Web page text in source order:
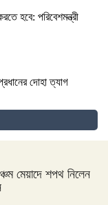
হবে: পরিবেশমন্ত্রী
দোহা ত্যাগ
রথযাত্রা উদযাপিত
মেয়াদে শপথ নিলেন